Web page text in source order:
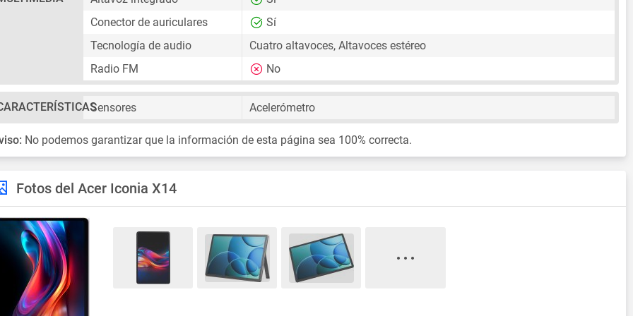
Conector de auriculares
Sí
Tecnología de audio
Cuatro altavoces, Altavoces estéreo
Radio FM
No
Sensores Acelerómetro
No podemos garantizar que la información de esta página sea 100% correcta.
Fotos del Acer Iconia X14